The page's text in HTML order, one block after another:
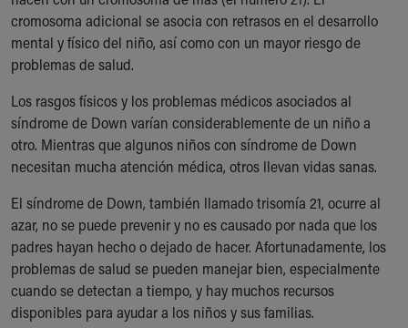
Ronald McDonald House Care Mobile
Health Centers
Symptom Checker
Price Estimates
Family Supports
Sports Health Services Provider for Akron Zips
New Parents
Find a Pediatrician
MyChart
Make an Appointment
Breastfeeding Medicine
Child Passenger Safety
Safe Sleep for Babies
cromosoma adicional se asocia con retrasos en el desarrollo
mental y físico del niño, así como con un mayor riesgo de
problemas de salud.
Los rasgos físicos y los problemas médicos asociados al
síndrome de Down varían considerablemente de un niño a
otro. Mientras que algunos niños con síndrome de Down
necesitan mucha atención médica, otros llevan vidas sanas.
El síndrome de Down, también llamado trisomía 21, ocurre al
azar, no se puede prevenir y no es causado por nada que los
padres hayan hecho o dejado de hacer. Afortunadamente, los
problemas de salud se pueden manejar bien, especialmente
cuando se detectan a tiempo, y hay muchos recursos
disponibles para ayudar a los niños y sus familias.